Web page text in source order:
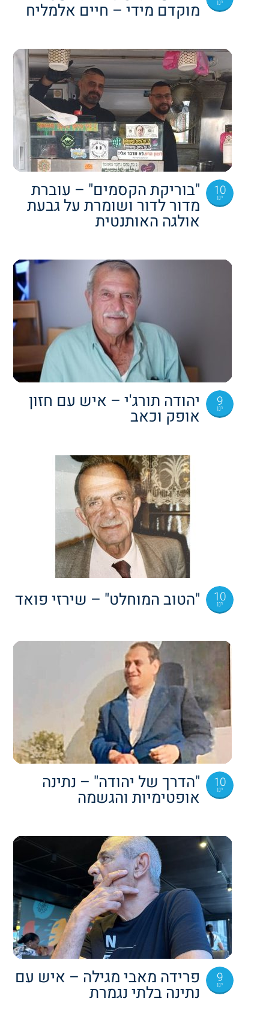
ינו מוקדם מידי – חיים אלמליח
10
ינו "בוריקת הקסמים" – עוברת
מדור לדור ושומרת על גבעת
אולגה האותנטית
9
ינו יהודה תורג'י – איש עם חזון
אופק וכאב
10
ינו "הטוב המוחלט" – שירזי פואד
10
ינו "הדרך של יהודה" – נתינה
אופטימיות והגשמה
9
ינו פרידה מאבי מגילה – איש עם
נתינה בלתי נגמרת